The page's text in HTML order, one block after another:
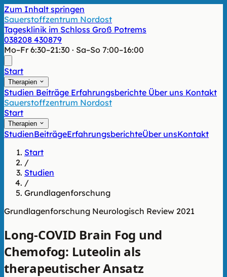
Zum Inhalt springen
Sauerstoffzentrum Nordost
Tagesklinik im Schloss Groß Potrems
038208 430879
Mo–Fr 6:30–21:30 · Sa–So 7:00–16:00
Start
Therapien
Studien Beiträge Erfahrungsberichte Über uns Kontakt
Sauerstoffzentrum Nordost
Start
Therapien
StudienBeiträgeErfahrungsberichteÜber unsKontakt
Start
/
Studien
/
Grundlagenforschung
Grundlagenforschung Neurologisch Review 2021
Long-COVID Brain Fog und
Chemofog: Luteolin als
therapeutischer Ansatz